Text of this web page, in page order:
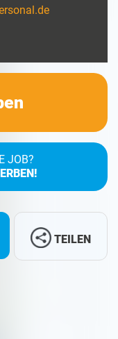
JOB?
TEILEN